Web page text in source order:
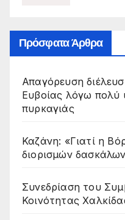
Πρόσφατα Άρθρα
Απαγόρευση
Ευβοίας λόγω πολύ
πυρκαγιάς
Καζάνη: «Γιατί η
διορισμών
Συνεδρίαση του
Κοινότητας